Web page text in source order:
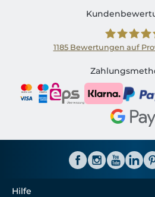
1185Bewertungen auf
Hilfe